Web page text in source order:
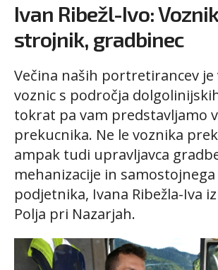
Ivan Ribežl-Ivo:
strojnik, gradbinec
Večina naših portretirancev je
voznic s področja
tokrat pa vam predstavljamo
prekucnika. Ne le voznika
ampak tudi upravljavca
mehanizacije in
podjetnika, Ivana Ribežla-Iva
Polja pri Nazarjah.